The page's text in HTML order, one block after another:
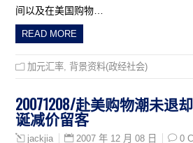
间以及在美国购物…
READ MORE
加元汇率 背景资料(政经社会)
20071208/赴美购物潮未退
诞减价留客
jackjia 2007 年 12 月 08 日 0